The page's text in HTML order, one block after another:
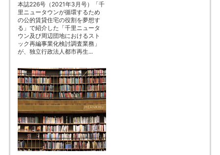
本誌226号（2021年3月号）「千
里ニュータウンが循環するため
の公的賃貸住宅の役割を夢想す
る」で紹介した「千里ニュータ
ウン及び周辺団地におけるスト
ック再編事業化検討調査業務」
が、独立行政法人都市再生...